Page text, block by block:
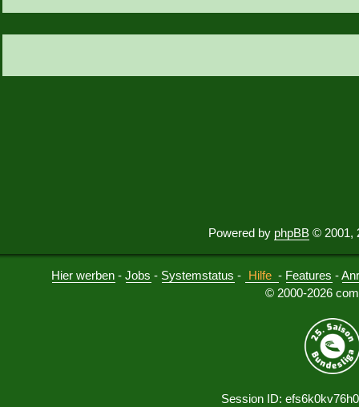
Powered by phpBB © 2001,
Hier werben -Jobs - Systemstatus - Hilfe - Features -
© 2000-2026
Session ID: